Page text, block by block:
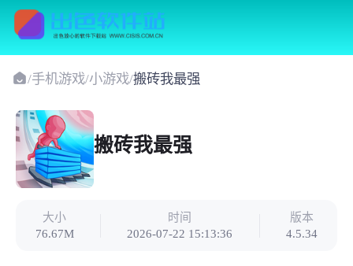
/手机游戏/小游戏/搬砖我最强
搬砖我最强
大小
76.67M
时间
2026-07-22 15:13:36
版本
4.5.34